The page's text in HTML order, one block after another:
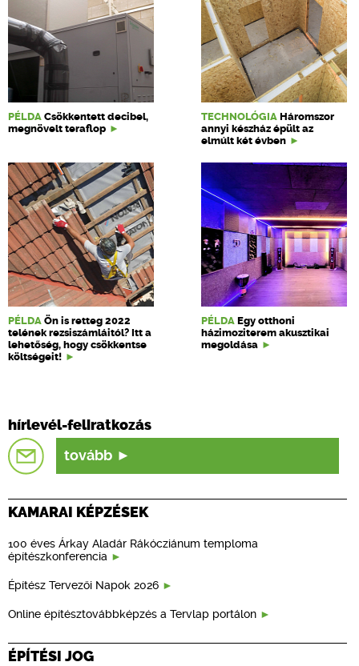
PÉLDA Csökkentett decibel,
megnövelt teraflop
TECHNOLÓGIA Háromszor
annyi készház épült az
elmúlt két évben
PÉLDA Ön is retteg 2022
telének rezsiszámláitól? Itt a
lehetőség, hogy csökkentse
költségeit!
PÉLDA Egy otthoni
házimoziterem akusztikai
megoldása
hírlevél-feliratkozás
tovább
KAMARAI KÉPZÉSEK
100 éves Árkay Aladár Rákócziánum temploma
építészkonferencia
Építész Tervezői Napok 2026
Online építésztovábbképzés a Tervlap portálon
ÉPÍTÉSI JOG